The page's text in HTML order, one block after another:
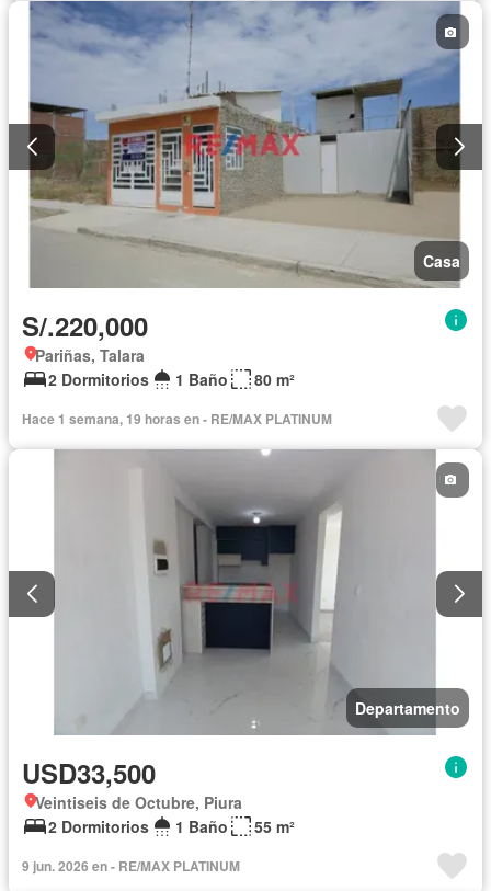
Casa
S/.220,000
Pariñas, Talara
2 Dormitorios
1 Baño 80 m²
Hace 1 semana, 19 horas en - RE/MAX PLATINUM
Departamento
USD33,500
Veintiseis de Octubre, Piura
2 Dormitorios
1 Baño 55 m²
9 jun. 2026 en - RE/MAX PLATINUM